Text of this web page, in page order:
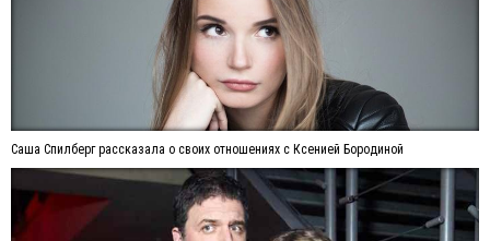
Саша Спилберг рассказала о своих отношениях с Ксенией Бородиной